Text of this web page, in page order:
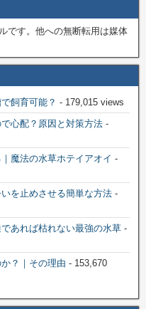
です。他への無断転用は媒体
飼育可能？ - 179,015 views
心配？原因と対策方法 -
魔法の水草ホテイアオイ -
を止めさせる簡単な方法 -
あれば枯れない最強の水草 -
？｜その理由 - 153,670